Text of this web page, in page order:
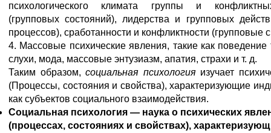
психологического климата группы и
(групповых состояний), лидерства и групповых
процессов), сработанности и конфликтности (групповые
4. Массовые психические явления, такие как поведение
слухи, мода, массовые энтузиазм, апатия, страхи и т. д.
Таким образом, социальная психологияизучает
(Процессы, состояния и свойства), характеризующие
как субъектов социального взаимодействия.
Социальная психология — наука о психических
(процессах, состояниях и свойствах),